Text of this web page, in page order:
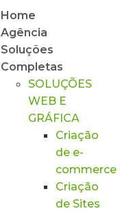
Home
Agência
Soluções
Completas
SOLUÇÕES
WEB E
GRÁFICA
Criação
de e-
commerce
Criação
de Sites